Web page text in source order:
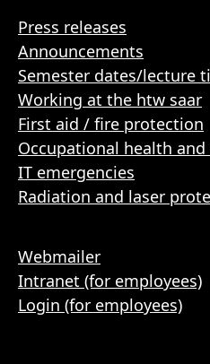
Press releases
Announcements
Semester dates/lecture
Working at the htw saar
First aid / fire protection
Occupational health and
IT emergencies
Radiation and laser
Webmailer
Intranet (for employees)
Login (for employees)